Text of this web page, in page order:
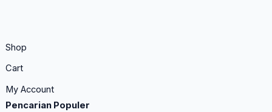
Shop
Cart
My Account
Pencarian Populer